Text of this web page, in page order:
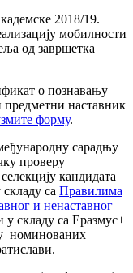
2018/19.
мобилности
од завршетка
о познавању
предметни наставник
форму.
сарадњу
проверу
кандидата
са Правилима
и ненаставног
у складу са Еразмус+
номинованих